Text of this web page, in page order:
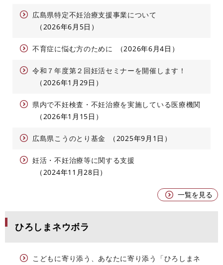
広島県特定不妊治療支援事業について
2026年6月5日
不育症に悩む方のために 2026年6月4日
令和７年度第２回妊活セミナーを開催します！
2026年1月29日
県内で不妊検査・不妊治療を実施している医療機関
2026年1月15日
広島県こうのとり基金 2025年9月1日
妊活・不妊治療等に関する支援
2024年11月28日
一覧を見る
ひろしまネウボラ
こどもに寄り添う、あなたに寄り添う「ひろしまネ